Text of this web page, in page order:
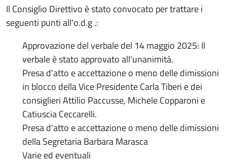
Il Consiglio Direttivo è stato convocato per trattare i
seguenti punti all'o.d.g .:
Approvazione del verbale del 14 maggio 2025: Il
verbale è stato approvato all'unanimità.
Presa d'atto e accettazione o meno delle dimissioni
in blocco della Vice Presidente Carla Tiberi e dei
consiglieri Attilio Paccusse, Michele Copparoni e
Catiuscia Ceccarelli.
Presa d'atto e accettazione o meno delle dimissioni
della Segretaria Barbara Marasca
Varie ed eventuali